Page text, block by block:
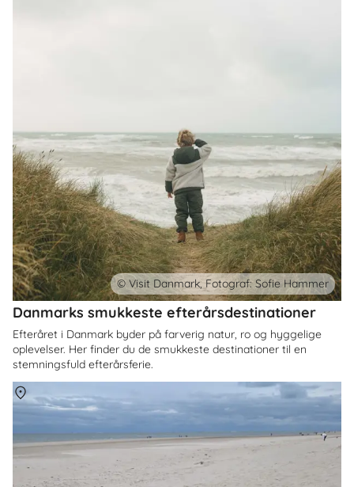
Danmarks smukkeste efterårsdestinationer
Efteråret i Danmark byder på farverig natur, ro og hyggelige
oplevelser. Her finder du de smukkeste destinationer til en
stemningsfuld efterårsferie.
© Visit Danmark, Fotograf: Sofie Hammer